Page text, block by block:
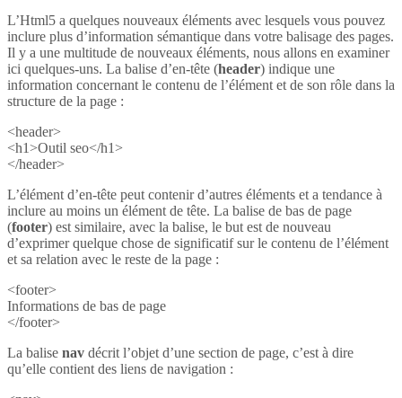
L’Html5 a quelques nouveaux éléments avec lesquels vous pouvez
inclure plus d’information sémantique dans votre balisage des pages.
Il y a une multitude de nouveaux éléments, nous allons en examiner
ici quelques-uns. La balise d’en-tête (header) indique une
information concernant le contenu de l’élément et de son rôle dans la
structure de la page :
<header>
<h1>Outil seo</h1>
</header>
L’élément d’en-tête peut contenir d’autres éléments et a tendance à
inclure au moins un élément de tête. La balise de bas de page
(footer) est similaire, avec la balise, le but est de nouveau
d’exprimer quelque chose de significatif sur le contenu de l’élément
et sa relation avec le reste de la page :
<footer>
Informations de bas de page
</footer>
La balise nav décrit l’objet d’une section de page, c’est à dire
qu’elle contient des liens de navigation :